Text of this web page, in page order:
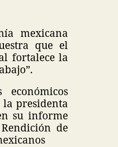
mexicana
que el
fortalece la
la presidenta
su informe
de